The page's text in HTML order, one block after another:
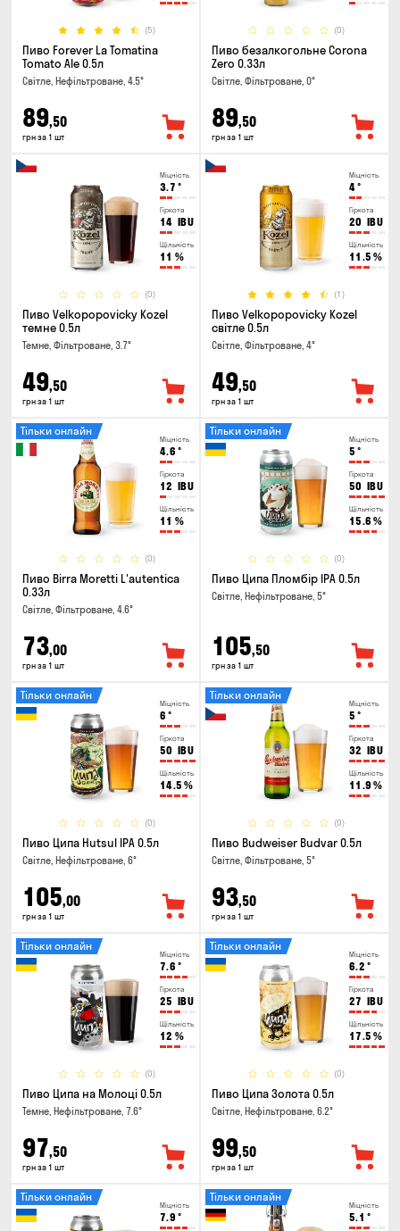
(5)
Пиво Forever La Tomatina
Tomato Ale 0.5л
Світле, Нефільтроване, 4.5°
89,50
грн за 1 шт
(0)
Пиво безалкогольне Corona
Zero 0.33л
Світле, Фільтроване, 0°
89,50
грн за 1 шт
Міцність
3.7 °
Гіркота
14 IBU
Щільність
11 %
(0)
Пиво Velkopopovicky Kozel
темне 0.5л
Темне, Фільтроване, 3.7°
49,50
грн за 1 шт
Міцність
4°
Гіркота
20 IBU
Щільність
11.5 %
(1)
Пиво Velkopopovicky Kozel
світле 0.5л
Світле, Фільтроване, 4°
49,50
грн за 1 шт
Міцність
4.6 °
Гіркота
12 IBU
Щільність
11 %
(0)
Тільки онлайн
Пиво Birra Moretti L'autentica
0.33л
Світле, Фільтроване, 4.6°
73,00
грн за 1 шт
Міцність
5 °
Гіркота
50 IBU
Щільність
15.6 %
(0)
Тільки онлайн
Пиво Ципа Пломбір IPA 0.5л
Світле, Нефільтроване, 5°
105,50
грн за 1 шт
Міцність
6 °
Гіркота
50 IBU
Щільність
14.5 %
(0)
Тільки онлайн
Пиво Ципа Hutsul IPA 0.5л
Світле, Нефільтроване, 6°
105,00
грн за 1 шт
Міцність
5 °
Гіркота
32 IBU
Щільність
11.9 %
(0)
Тільки онлайн
Пиво Budweiser Budvar 0.5л
Світле, Фільтроване, 5°
93,50
грн за 1 шт
Міцність
7.6 °
Гіркота
25 IBU
Щільність
12 %
(0)
Тільки онлайн
Пиво Ципа на Молоці 0.5л
Темне, Нефільтроване, 7.6°
97,50
грн за 1 шт
Міцність
6.2 °
Гіркота
27 IBU
Щільність
17.5 %
(0)
Тільки онлайн
Пиво Ципа Золота 0.5л
Світле, Нефільтроване, 6.2°
99,50
грн за 1 шт
Міцність
7.9 °
Тільки онлайн
Міцність
5.1 °
Тільки онлайн